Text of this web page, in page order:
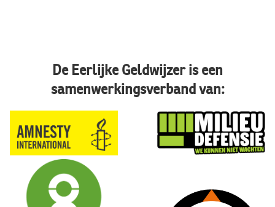
De Eerlijke Geldwijzer is een
samenwerkingsverband van: